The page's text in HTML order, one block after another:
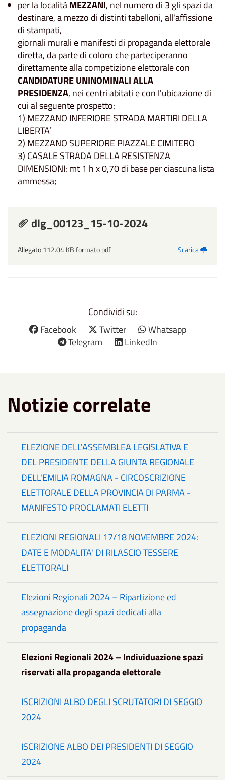
per la localitàMEZZANI, nel numero di 3 gli spazi da
destinare, a mezzo di distinti tabelloni, all'affissione
di stampati,
giornali murali e manifesti di propaganda elettorale
diretta, da parte di coloro che parteciperanno
direttamente alla competizione elettorale con
CANDIDATURE UNINOMINALI ALLA
PRESIDENZA, nei centri abitati e con l'ubicazione di
cui al seguente prospetto:
1) MEZZANO INFERIORE STRADA MARTIRI DELLA
LIBERTA’
2) MEZZANO SUPERIORE PIAZZALE CIMITERO
3) CASALE STRADA DELLA RESISTENZA
DIMENSIONI: mt 1 h x 0,70 di base per ciascuna lista
ammessa;
dlg_00123_15-10-2024
Allegato 112.04 KB formato pdf Scarica
Condividi su:
Facebook
Twitter
Whatsapp
Telegram
LinkedIn
Notizie correlate
ELEZIONE DELL'ASSEMBLEA LEGISLATIVA E
DEL PRESIDENTE DELLA GIUNTA REGIONALE
DELL'EMILIA ROMAGNA - CIRCOSCRIZIONE
ELETTORALE DELLA PROVINCIA DI PARMA -
MANIFESTO PROCLAMATI ELETTI
ELEZIONI REGIONALI 17/18 NOVEMBRE 2024:
DATE E MODALITA' DI RILASCIO TESSERE
ELETTORALI
Elezioni Regionali 2024 – Ripartizione ed
assegnazione degli spazi dedicati alla
propaganda
Elezioni Regionali 2024 – Individuazione spazi
riservati alla propaganda elettorale
ISCRIZIONI ALBO DEGLI SCRUTATORI DI SEGGIO
2024
ISCRIZIONE ALBO DEI PRESIDENTI DI SEGGIO
2024